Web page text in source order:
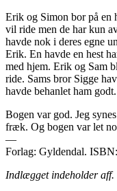
Erik og Simon bor på en
vil ride men de har kun
havde nok i deres egne
Erik. En havde en hest
med hjem. Erik og Sam
ride. Sams bror Sigge
havde behanlet ham godt.
Bogen var god. Jeg
fræk. Og bogen var let
—
Forlag: Gyldendal.
Indlægget indeholder aff.